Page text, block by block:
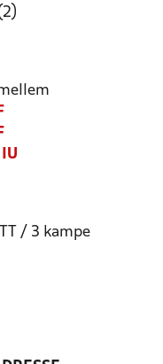
/ 3 kampe